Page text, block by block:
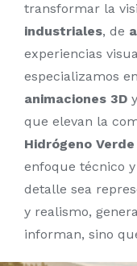
transformar la
industriales, de
experiencias
especializamos
animaciones 3D y
que elevan la
Hidrógeno Verde
enfoque técnico
detalle sea
y realismo,
informan, sino